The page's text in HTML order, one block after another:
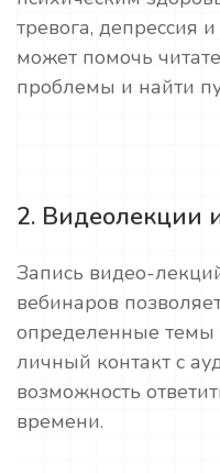
тревога, депрессия
может помочь
проблемы и найти
2. Видеолекции
Запись видео-
вебинаров
определенные темы
личный контакт с
возможность
времени.